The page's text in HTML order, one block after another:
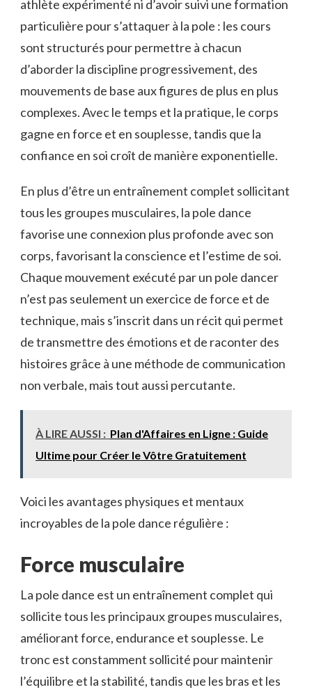
athlète expérimenté ni d’avoir suivi une formation
particulière pour s’attaquer à la pole : les cours
sont structurés pour permettre à chacun
d’aborder la discipline progressivement, des
mouvements de base aux figures de plus en plus
complexes. Avec le temps et la pratique, le corps
gagne en force et en souplesse, tandis que la
confiance en soi croît de manière exponentielle.
En plus d’être un entraînement complet sollicitant
tous les groupes musculaires, la pole dance
favorise une connexion plus profonde avec son
corps, favorisant la conscience et l’estime de soi.
Chaque mouvement exécuté par un pole dancer
n’est pas seulement un exercice de force et de
technique, mais s’inscrit dans un récit qui permet
de transmettre des émotions et de raconter des
histoires grâce à une méthode de communication
non verbale, mais tout aussi percutante.
À LIRE AUSSI : Plan d'Affaires en Ligne : Guide
Ultime pour Créer le Vôtre Gratuitement
Voici les avantages physiques et mentaux
incroyables de la pole dance régulière :
Force musculaire
La pole dance est un entraînement complet qui
sollicite tous les principaux groupes musculaires,
améliorant force, endurance et souplesse. Le
tronc est constamment sollicité pour maintenir
l’équilibre et la stabilité, tandis que les bras et les